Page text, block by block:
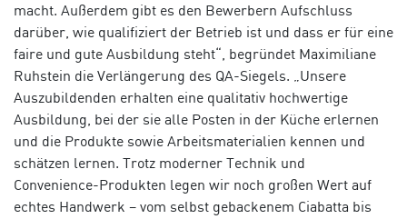
macht. Außerdem gibt es den Bewerbern Aufschluss
darüber, wie qualifiziert der Betrieb ist und dass er für eine
faire und gute Ausbildung steht“, begründet Maximiliane
Ruhstein die Verlängerung des QA-Siegels. „Unsere
Auszubildenden erhalten eine qualitativ hochwertige
Ausbildung, bei der sie alle Posten in der Küche erlernen
und die Produkte sowie Arbeitsmaterialien kennen und
schätzen lernen. Trotz moderner Technik und
Convenience-Produkten legen wir noch großen Wert auf
echtes Handwerk – vom selbst gebackenem Ciabatta bis